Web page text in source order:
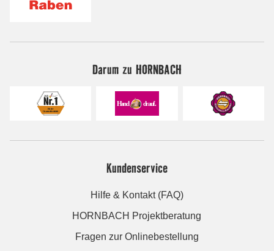
Darum zu HORNBACH
Kundenservice
Hilfe & Kontakt (FAQ)
HORNBACH Projektberatung
Fragen zur Onlinebestellung